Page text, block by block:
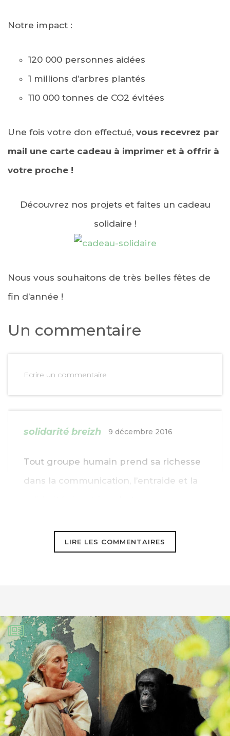
Notre impact :
120 000 personnes aidées
1 millions d’arbres plantés
110 000 tonnes de CO2 évitées
Une fois votre don effectué, vous recevrez par
mail une carte cadeau à imprimer et à offrir à
votre proche !
Découvrez nos projets et faites un cadeau
solidaire !
Nous vous souhaitons de très belles fêtes de
fin d’année !
Un commentaire
Ecrire un commentaire
solidarité breizh 9 décembre 2016
Tout groupe humain prend sa richesse
dans la communication, l’entraide et la
respect des différences.
LIRE LES COMMENTAIRES